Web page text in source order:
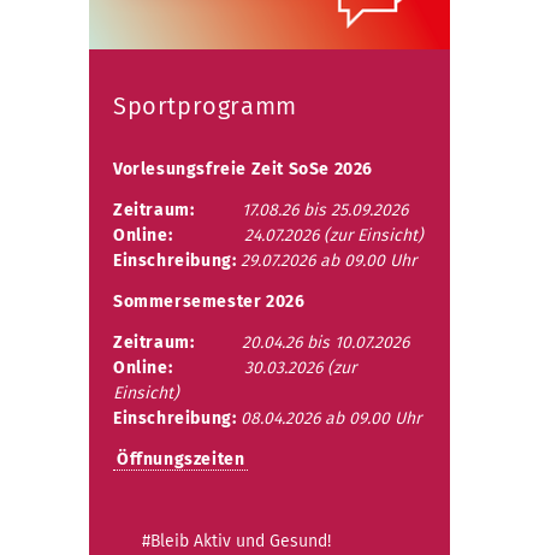
Sportprogramm
Vorlesungsfreie Zeit SoSe 2026
Zeitraum:
17.08.26 bis 25.09.2026
Online:
24.07.2026 (zur Einsicht)
Einschreibung: 29.07.2026 ab 09.00 Uhr
Sommersemester 2026
Zeitraum:
20.04.26 bis 10.07.2026
Online:
30.03.2026 (zur
Einsicht)
Einschreibung: 08.04.2026 ab 09.00 Uhr
Öffnungszeiten
#Bleib Aktiv und Gesund!